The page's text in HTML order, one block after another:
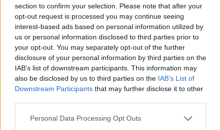
section to confirm your selection. Please note that after your
opt-out request is processed you may continue seeing
interest-based ads based on personal information utilized by
us or personal information disclosed to third parties prior to
your opt-out. You may separately opt-out of the further
disclosure of your personal information by third parties on the
IAB’s list of downstream participants. This information may
also be disclosed by us to third parties on the IAB’s List of
Downstream Participants that may further disclose it to other
Personal Data Processing Opt Outs
Shtuarmë
3.05.2021 16:24
Tags:
Yahoo
të fundit
Çfarë pasojash sjell